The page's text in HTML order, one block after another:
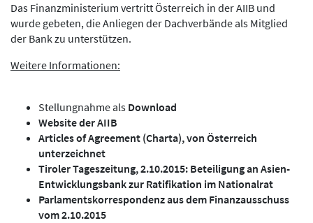
Das Finanzministerium vertritt Österreich in der AIIB und
wurde gebeten, die Anliegen der Dachverbände als Mitglied
der Bank zu unterstützen.
Weitere Informationen:
Stellungnahme als Download
Website der AIIB
Articles of Agreement (Charta), von Österreich
unterzeichnet
Tiroler Tageszeitung, 2.10.2015: Beteiligung an Asien-
Entwicklungsbank zur Ratifikation im Nationalrat
Parlamentskorrespondenz aus dem Finanzausschuss
vom 2.10.2015